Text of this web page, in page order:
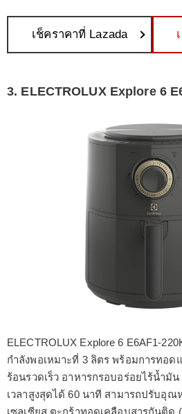
เช็คราคาที่ Lazada
3. ELECTROLUX Explore 6
ELECTROLUX Explore 6 E6AF1-
กำลังพอเหมาะที่ 3 ลิตร พร้อมการทอด
ร้อนรวดเร็ว อาหารกรอบอร่อยไร้น้ำมั
เวลาสูงสุดได้ 60 นาที สามารถปรับอุณ